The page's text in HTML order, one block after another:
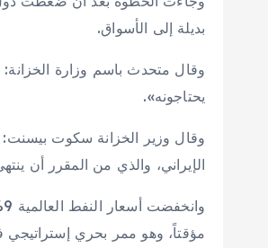
بديلة إلى الأسواق.
وقال متحدث باسم وزارة
يحتاجونه».
وقال وزير الخزانة سكوت بيسنت:
الإيراني، والذي من المقرر أن
مؤقتاً، وهو ممر بحري